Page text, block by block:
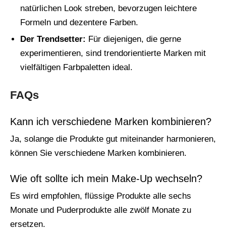
natürlichen Look streben, bevorzugen leichtere
Formeln und dezentere Farben.
Der Trendsetter: Für diejenigen, die gerne
experimentieren, sind trendorientierte Marken mit
vielfältigen Farbpaletten ideal.
FAQs
Kann ich verschiedene Marken kombinieren?
Ja, solange die Produkte gut miteinander harmonieren,
können Sie verschiedene Marken kombinieren.
Wie oft sollte ich mein Make-Up wechseln?
Es wird empfohlen, flüssige Produkte alle sechs
Monate und Puderprodukte alle zwölf Monate zu
ersetzen.